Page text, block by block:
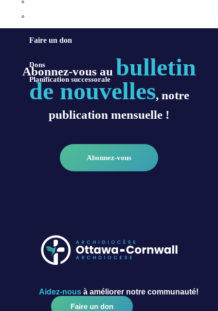
Faire un don
Dons
Planification successorale
Abonnez-vous au bulletin
de nouvelles, notre
publication mensuelle !
Abonnez-vous
Aidez-nous à améliorer notre communauté!
Faire un don